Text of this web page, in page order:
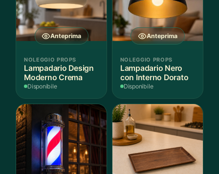
Anteprima
NOLEGGIO PROPS
Lampadario Design
Moderno Crema
Disponibile
Anteprima
NOLEGGIO PROPS
Lampadario Nero
con Interno Dorato
Disponibile